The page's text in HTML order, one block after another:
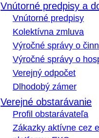
Vnútorné predpisy a
Vnútorné predpisy
Kolektívna zmluva
Výročné správy o
Výročné správy o
Verejný odpočet
Dlhodobý zámer
Verejné obstarávanie
Profil obstarávateľa
Zákazky aktívne cez